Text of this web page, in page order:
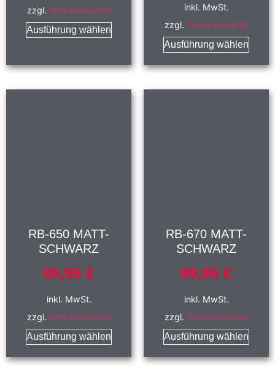
zzgl. Versandkosten
Ausführung wählen
inkl. MwSt.
zzgl. Versandkosten
Ausführung wählen
RB-650 MATT-
SCHWARZ
89,95 €
inkl. MwSt.
zzgl. Versandkosten
Ausführung wählen
RB-670 MATT-
SCHWARZ
89,95 €
inkl. MwSt.
zzgl. Versandkosten
Ausführung wählen